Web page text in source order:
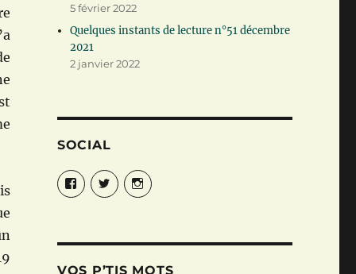
5 février 2022
Quelques instants de lecture n°51 décembre
2021
2 janvier 2022
SOCIAL
FacebookTwitterInstagram
VOS P’TIS MOTS